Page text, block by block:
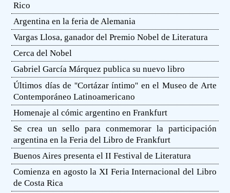
Rico
Argentina en la feria de Alemania
Vargas Llosa, ganador del Premio Nobel de Literatura
Cerca del Nobel
Gabriel García Márquez publica su nuevo libro
Últimos días de ''Cortázar íntimo'' en el Museo de Arte
Contemporáneo Latinoamericano
Homenaje al cómic argentino en Frankfurt
Se crea un sello para conmemorar la participación
argentina en la Feria del Libro de Frankfurt
Buenos Aires presenta el II Festival de Literatura
Comienza en agosto la XI Feria Internacional del Libro
de Costa Rica